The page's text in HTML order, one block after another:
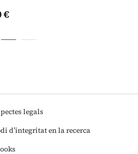
€
legals
d’integritat en la recerca